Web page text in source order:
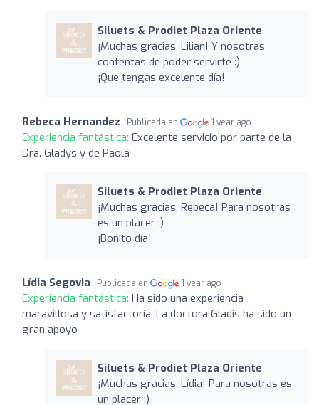
Siluets & Prodiet Plaza Oriente
¡Muchas gracias, Lilian! Y nosotras
contentas de poder servirte :)
¡Que tengas excelente día!
Rebeca Hernandez Publicada en 1 year ago
Experiencia fantástica: Excelente servicio por parte de la
Dra. Gladys y de Paola
Siluets & Prodiet Plaza Oriente
¡Muchas gracias, Rebeca! Para nosotras
es un placer :)
¡Bonito día!
Lídia Segovia Publicada en 1 year ago
Experiencia fantástica: Ha sido una experiencia
maravillosa y satisfactoria, La doctora Gladis ha sido un
gran apoyo
Siluets & Prodiet Plaza Oriente
¡Muchas gracias, Lídia! Para nosotras es
un placer :)